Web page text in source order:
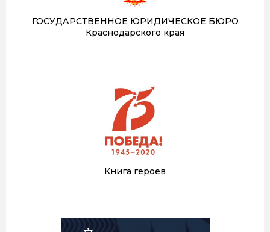
ГОСУДАРСТВЕННОЕ ЮРИДИЧЕСКОЕ БЮРО
Краснодарского края
Книга героев